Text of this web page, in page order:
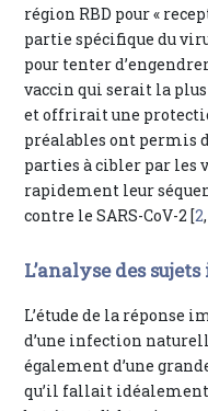
région RBD pour «
partie spécifique du
pour tenter
vaccin qui serait la
et offrirait une
préalables ont permis
parties à cibler par les
rapidement leur
contre le SARS-CoV-2 [2,
L’analyse des
L’étude de la réponse
d’une infection
également d’une
qu’il fallait